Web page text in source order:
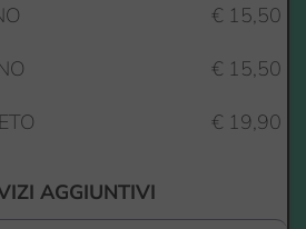
€ 15,50
€ 15,50
€ 19,90
AGGIUNTIVI